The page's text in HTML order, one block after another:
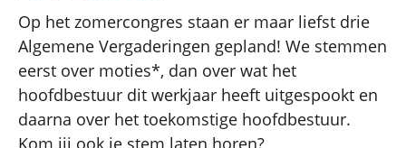
Op het zomercongres staan er maar liefst drie
Algemene Vergaderingen gepland! We stemmen
eerst over moties*, dan over wat het
hoofdbestuur dit werkjaar heeft uitgespookt en
daarna over het toekomstige hoofdbestuur.
Kom jij ook je stem laten horen?